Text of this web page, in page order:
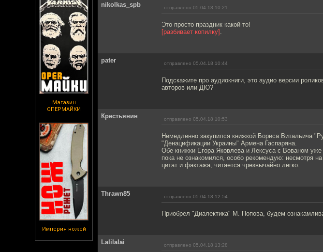
Магазин
ОПЕРМАЙКИ
Империя ножей
nikolkas_spb отправлено 05.04.18 10:21
Это просто праздник какой-то!
[разбивает копилку] .
pater отправлено 05.04.18 10:44
Подскажите про аудиокниги, это аудио версии
авторов или ДЮ?
Крестьянин отправлено 05.04.18 10:53
Немедленно закупился книжкой Бориса Витальича
"Денацификации Украины" Армена Гаспаряна.
Обе книжки Егора Яковлева и Лексуса с Вованом
пока не ознакомился, особо рекомендую: несмотря
цитат и фактажа, читается чрезвычайно легко.
Thrawn85 отправлено 05.04.18 12:54
Приобрел "Диалектика" М. Попова, будем
Lalilalai отправлено 05.04.18 13:28